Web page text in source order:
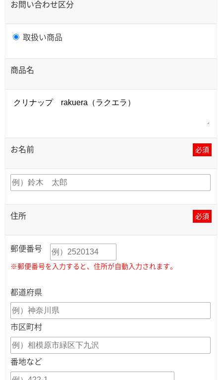
お問い合わせ区分
取扱い商品
商品名
お名前 必須
住所 必須
郵便番号
※郵便番号を入力すると、住所が自動入力されます。
都道府県
市区町村
番地など